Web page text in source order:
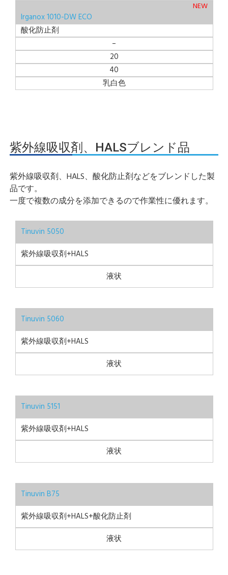
NEW
Irganox 1010-DW ECO
酸化防止剤
–
20
40
乳白色
紫外線吸収剤、HALSブレンド品
紫外線吸収剤、HALS、酸化防止剤などをブレンドした製
品です。
一度で複数の成分を添加できるので作業性に優れます。
Tinuvin 5050
紫外線吸収剤+HALS
液状
Tinuvin 5060
紫外線吸収剤+HALS
液状
Tinuvin 5151
紫外線吸収剤+HALS
液状
Tinuvin B75
紫外線吸収剤+HALS+酸化防止剤
液状